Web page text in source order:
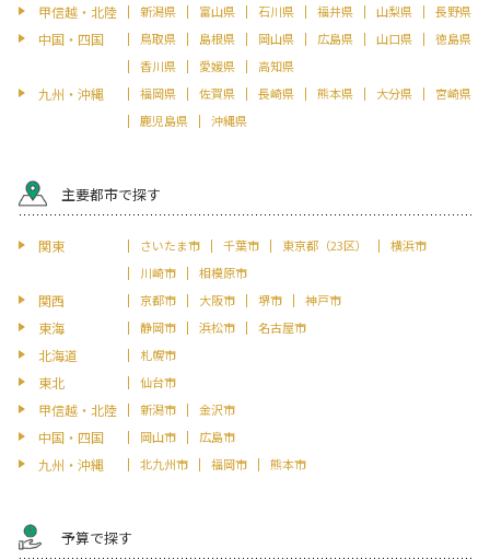
甲信越・北陸 新潟県 富山県 石川県 福井県 山梨県 長野県
中国・四国 鳥取県 島根県 岡山県 広島県 山口県
徳島県
香川県
愛媛県 高知県
九州・沖縄 福岡県 佐賀県 長崎県 熊本県 大分県
宮崎県
鹿児島県
沖縄県
主要都市で探す
関東 さいたま市 千葉市 東京都（23区）
横浜市
川崎市
相模原市
関西 京都市 大阪市 堺市 神戸市
東海 静岡市 浜松市 名古屋市
北海道 札幌市
東北 仙台市
甲信越・北陸 新潟市 金沢市
中国・四国 岡山市 広島市
九州・沖縄 北九州市 福岡市 熊本市
予算で探す